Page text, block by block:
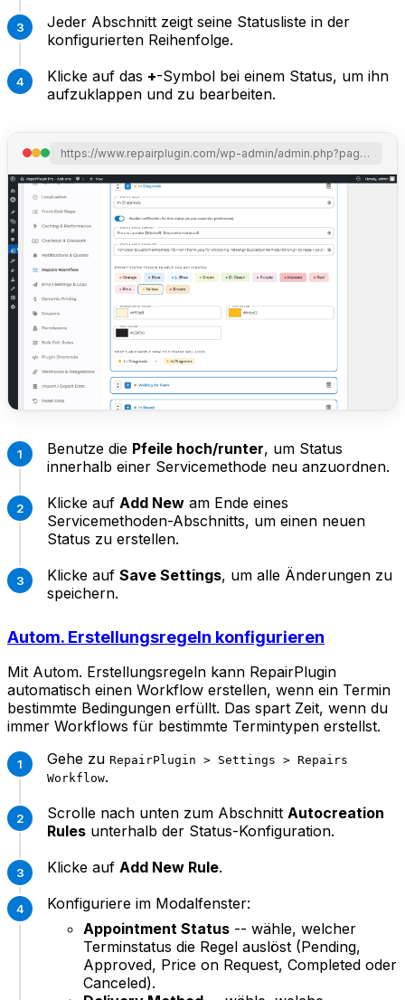
Jeder Abschnitt zeigt seine Statusliste in der
konfigurierten Reihenfolge.
Klicke auf das +-Symbol bei einem Status, um ihn
aufzuklappen und zu bearbeiten.
https://www.repairplugin.com/wp-admin/admin.php?page=wp_repair_settings&section=addon_workflow
Benutze die Pfeile hoch/runter, um Status
innerhalb einer Servicemethode neu anzuordnen.
Klicke auf Add New am Ende eines
Servicemethoden-Abschnitts, um einen neuen
Status zu erstellen.
Klicke auf Save Settings, um alle Änderungen zu
speichern.
Autom. Erstellungsregeln konfigurieren
Mit Autom. Erstellungsregeln kann RepairPlugin
automatisch einen Workflow erstellen, wenn ein Termin
bestimmte Bedingungen erfüllt. Das spart Zeit, wenn du
immer Workflows für bestimmte Termintypen erstellst.
Gehe zu RepairPlugin > Settings > Repairs
Workflow.
Scrolle nach unten zum Abschnitt Autocreation
Rules unterhalb der Status-Konfiguration.
Klicke auf Add New Rule.
Konfiguriere im Modalfenster:
Appointment Status -- wähle, welcher
Terminstatus die Regel auslöst (Pending,
Approved, Price on Request, Completed oder
Canceled).